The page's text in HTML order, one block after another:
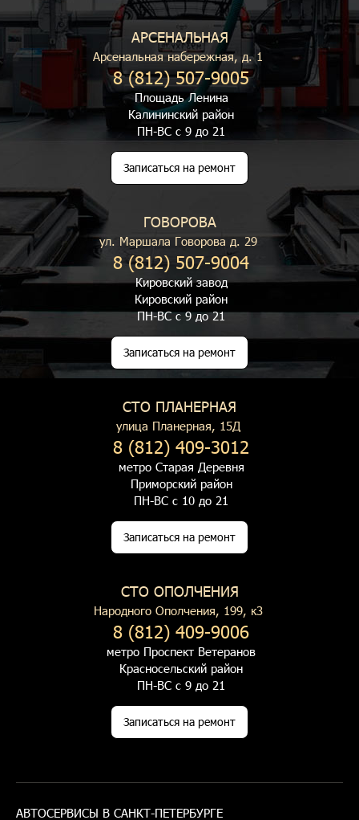
АРСЕНАЛЬНАЯ
Арсенальная набережная, д. 1
8 (812) 507-9005
Площадь Ленина
Калининский район
ПН-ВС с 9 до 21
Записаться на ремонт
ГОВОРОВА
ул. Маршала Говорова д. 29
8 (812) 507-9004
Кировский завод
Кировский район
ПН-ВС с 9 до 21
Записаться на ремонт
СТО ПЛАНЕРНАЯ
улица Планерная, 15Д
8 (812) 409-3012
метро Старая Деревня
Приморский район
ПН-ВС с 10 до 21
Записаться на ремонт
СТО ОПОЛЧЕНИЯ
Народного Ополчения, 199, к3
8 (812) 409-9006
метро Проспект Ветеранов
Красносельский район
ПН-ВС с 9 до 21
Записаться на ремонт
АВТОСЕРВИСЫ В САНКТ-ПЕТЕРБУРГЕ